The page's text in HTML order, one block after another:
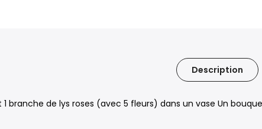
Description
1 branche de lys roses (avec 5 fleurs) dans un vase Un